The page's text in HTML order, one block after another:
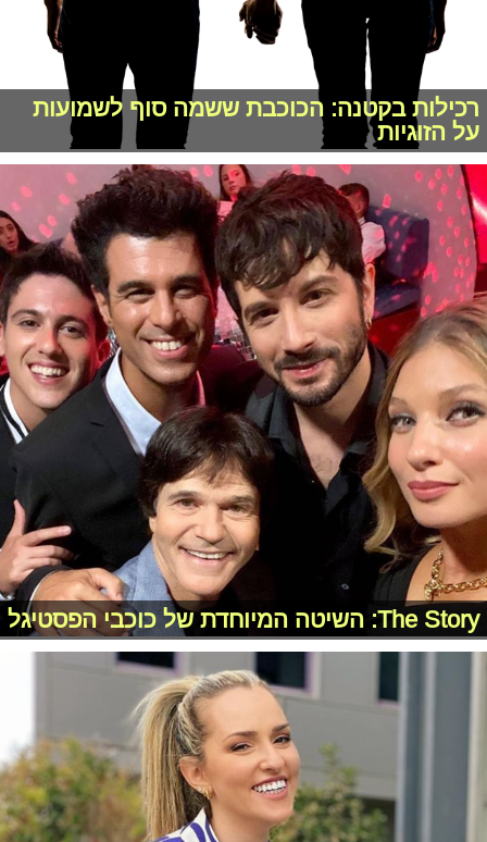
רכילות בקטנה: הכוכבת ששמה סוף לשמועות
על הזוגיות
The Story: השיטה המיוחדת של כוכבי הפסטיגל